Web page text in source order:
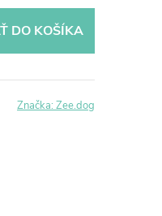
DO KOŠÍKA
Značka: Zee.dog